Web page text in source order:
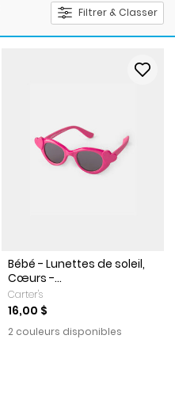
Filtrer & Classer
Bébé - Lunettes de soleil,
Cœurs -...
Carter's
16,00 $
2 couleurs disponibles